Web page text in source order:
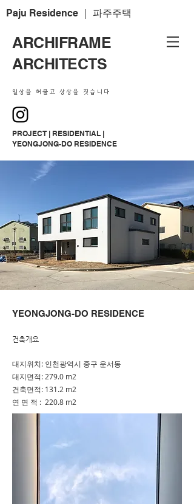
ARCHIFRAME
ARCHITECTS
일상을 허물고 상상을 짓습니다
Paju Residence ｜ 파주주택
PROJECT | RESIDENTIAL |
YEONGJONG-DO RESIDENCE
YEONGJONG-DO RESIDENCE
​건축개요
대지위치: 인천광역시 중구 운서동
대지면적: 279.0 m2
건축면적: 131.2 m2
​연 면 적 : 220.8 m2